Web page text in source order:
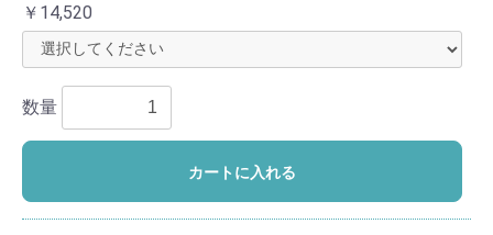
￥14,520
数量
カートに入れる